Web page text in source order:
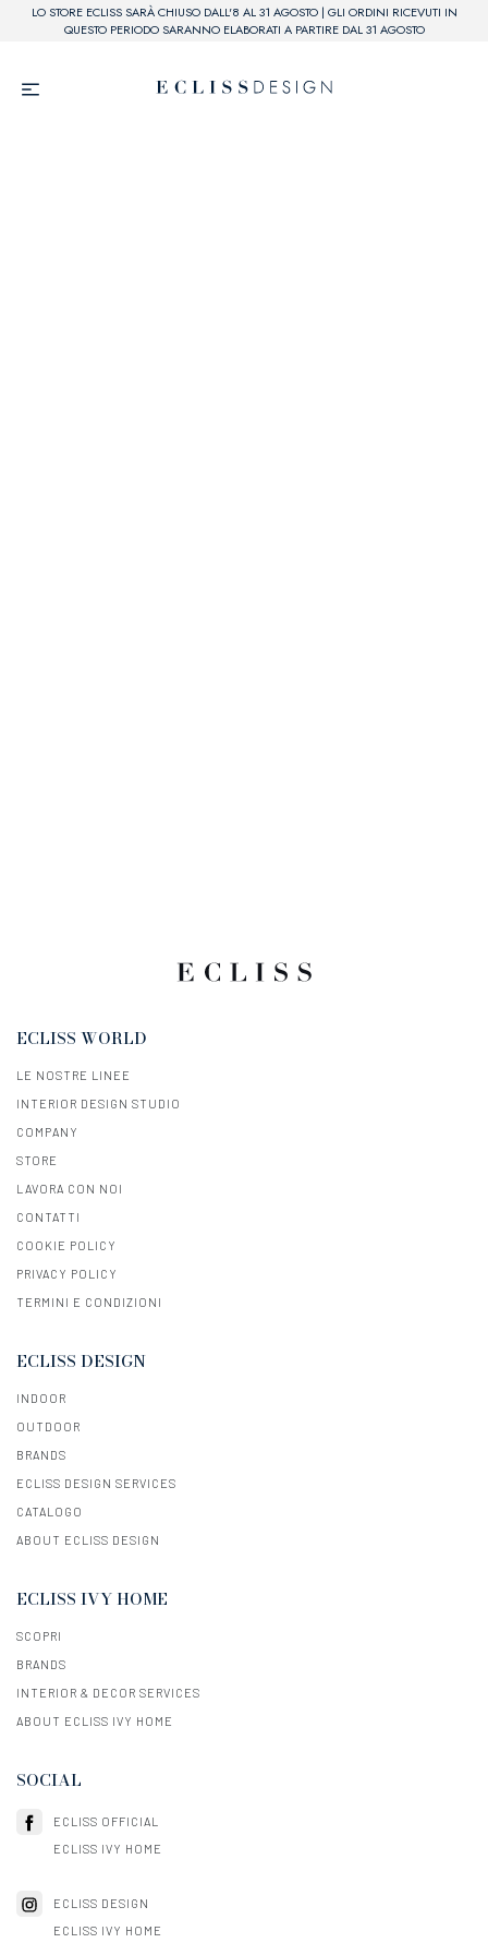
LO STORE ECLISS SARÀ CHIUSO DALL'8 AL 31 AGOSTO | GLI ORDINI RICEVUTI IN
QUESTO PERIODO SARANNO ELABORATI A PARTIRE DAL 31 AGOSTO
ECLISS WORLD
LE NOSTRE LINEE
INTERIOR DESIGN STUDIO
COMPANY
STORE
LAVORA CON NOI
CONTATTI
COOKIE POLICY
PRIVACY POLICY
TERMINI E CONDIZIONI
ECLISS DESIGN
INDOOR
OUTDOOR
BRANDS
ECLISS DESIGN SERVICES
CATALOGO
ABOUT ECLISS DESIGN
ECLISS IVY HOME
SCOPRI
BRANDS
INTERIOR & DECOR SERVICES
ABOUT ECLISS IVY HOME
SOCIAL
ECLISS OFFICIAL
ECLISS IVY HOME
ECLISS DESIGN
ECLISS IVY HOME